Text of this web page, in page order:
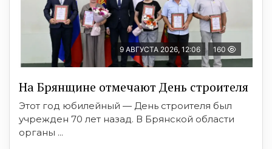
9 АВГУСТА 2026, 12:06 160
На Брянщине отмечают День строителя
Этот год юбилейный — День строителя был
учрежден 70 лет назад. В Брянской области
органы ...